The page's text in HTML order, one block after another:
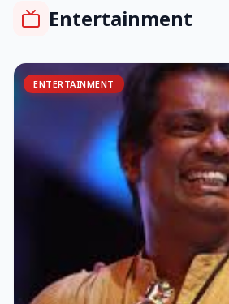
Entertainment
ENTERTAINMENT